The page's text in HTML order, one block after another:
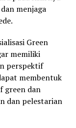
menjaga
Green
memiliki
perspektif
membentuk
green dan
dan pelestarian